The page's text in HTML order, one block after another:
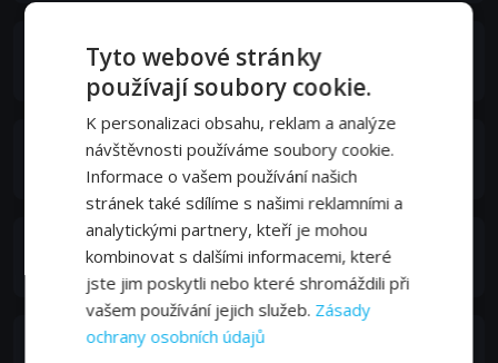
Steve Adams
Det. Polanski
Rob Smith
Brian Powell
Al Dubois
Harold Lang
Lynne Adams
Tyto webové stránky
používají soubory cookie.
K personalizaci obsahu, reklam a analýze
návštěvnosti používáme soubory cookie.
Informace o vašem používání našich
stránek také sdílíme s našimi reklamními a
analytickými partnery, kteří je mohou
kombinovat s dalšími informacemi, které
jste jim poskytli nebo které shromáždili při
vašem používání jejich služeb. Zásady
ochrany osobních údajů